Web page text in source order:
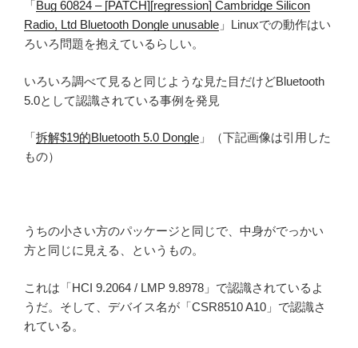
「Bug 60824 – [PATCH][regression] Cambridge Silicon
Radio, Ltd Bluetooth Dongle unusable 」Linuxでの動作はい
ろいろ問題を抱えているらしい。
いろいろ調べて見ると同じような見た目だけどBluetooth
5.0として認識されている事例を発見
「拆解$19的Bluetooth 5.0 Dongle 」（下記画像は引用した
もの）
うちの小さい方のパッケージと同じで、中身がでっかい
方と同じに見える、というもの。
これは「HCI 9.2064 / LMP 9.8978」で認識されているよ
うだ。そして、デバイス名が「CSR8510 A10」で認識さ
れている。